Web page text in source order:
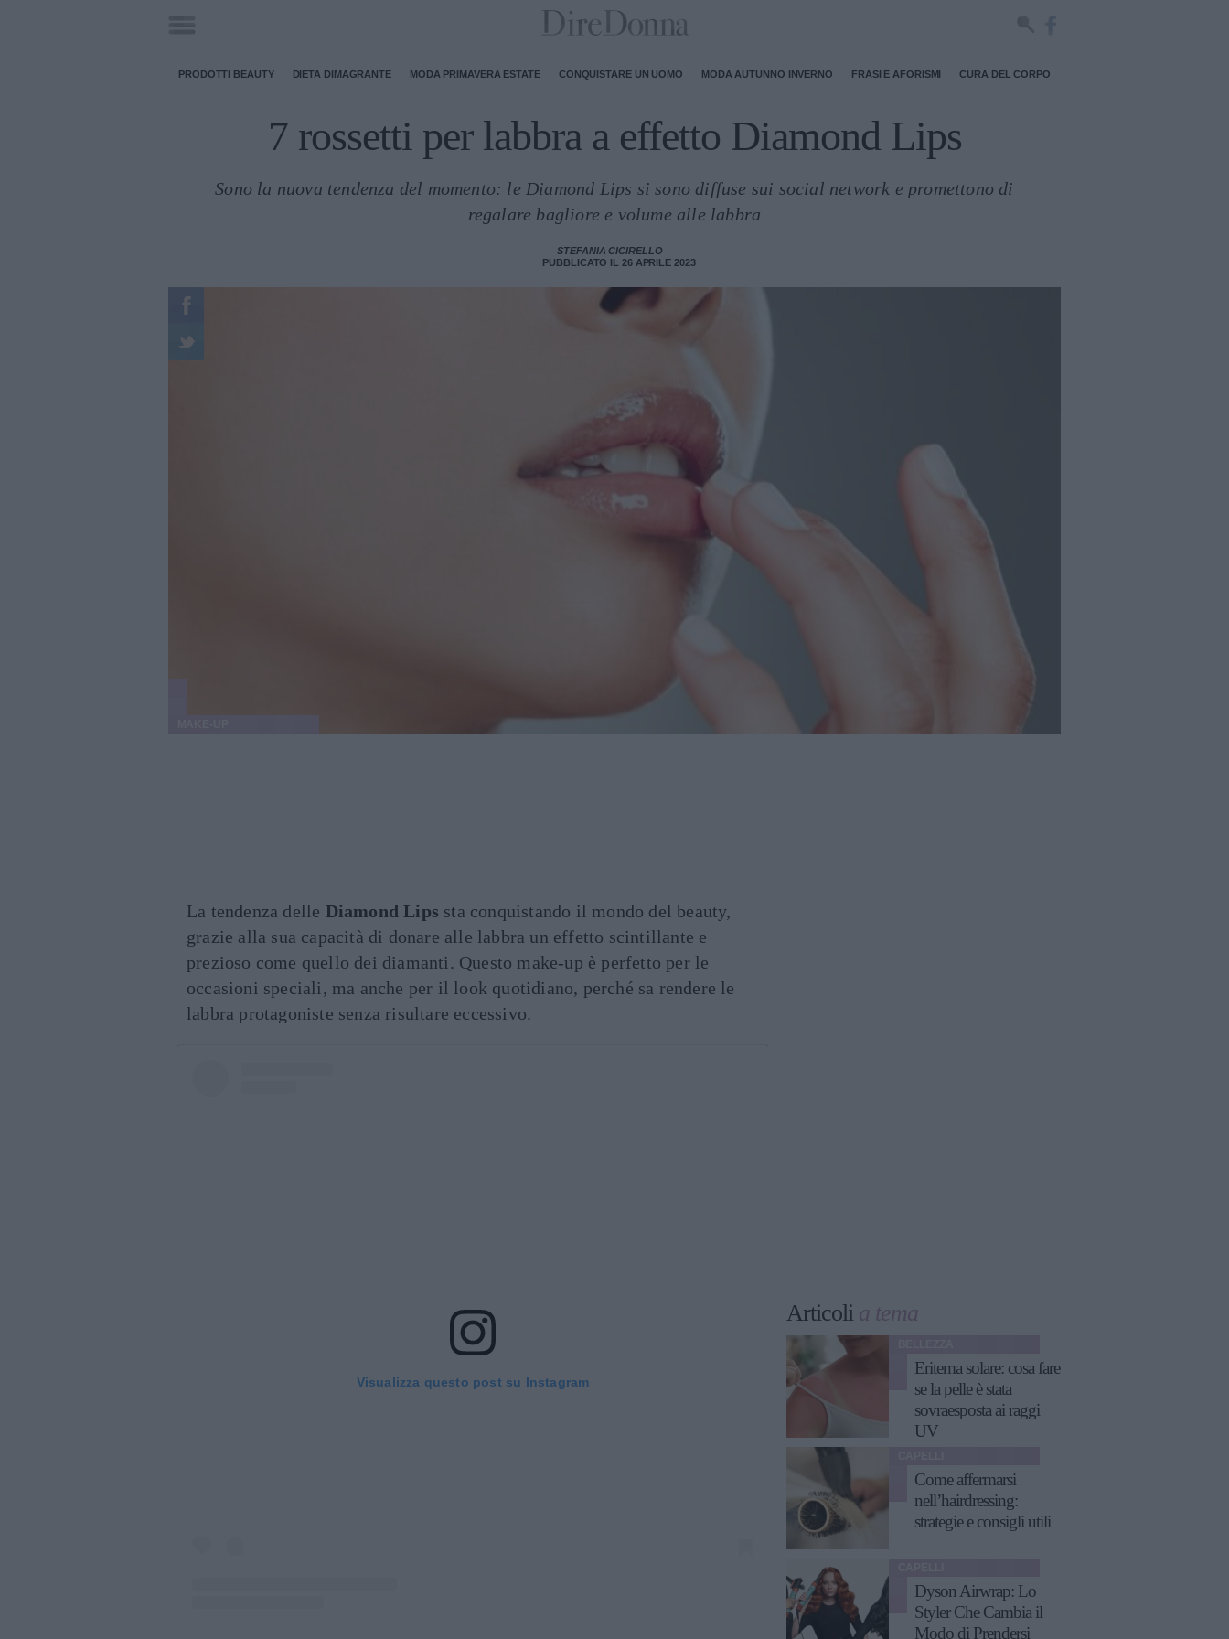
PRODOTTI BEAUTY DIETA DIMAGRANTE MODA PRIMAVERA ESTATE CONQUISTARE UN UOMO MODA AUTUNNO INVERNO FRASI E AFORISMI CURA DEL CORPO
7 rossetti per labbra a effetto Diamond Lips
Sono la nuova tendenza del momento: le Diamond Lips si sono diffuse sui social network e promettono di
regalare bagliore e volume alle labbra
STEFANIA CICIRELLO
PUBBLICATO IL 26 APRILE 2023
La tendenza delle Diamond Lips sta conquistando il mondo del beauty,
grazie alla sua capacità di donare alle labbra un effetto scintillante e
prezioso come quello dei diamanti. Questo make-up è perfetto per le
occasioni speciali, ma anche per il look quotidiano, perché sa rendere le
labbra protagoniste senza risultare eccessivo.
Visualizza questo post su Instagram
Articoli a tema
Eritema solare: cosa fare
se la pelle è stata
sovraesposta ai raggi
UV
Come affermarsi
nell’hairdressing:
strategie e consigli utili
Dyson Airwrap: Lo
Styler Che Cambia il
Modo di Prendersi